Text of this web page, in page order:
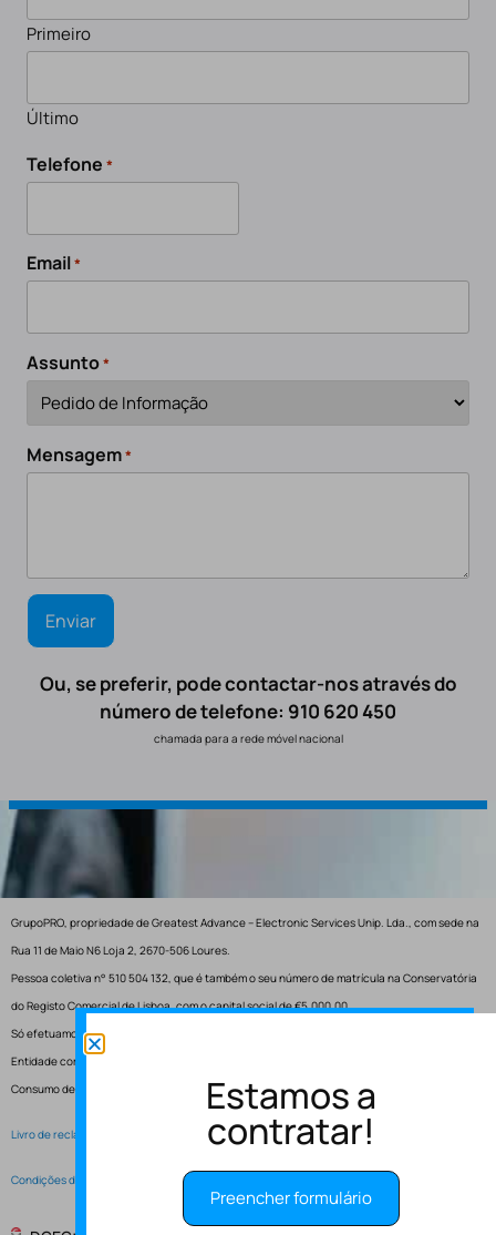
Primeiro
Último
Telefone *
Email*
Assunto*
Mensagem*
Ou, se preferir, pode contactar-nos através do
número de telefone: 910 620 450
chamada para a rede móvel nacional
GrupoPRO, propriedade de Greatest Advance – Electronic Services Unip. Lda., com sede na
Rua 11 de Maio N6 Loja 2, 2670-506 Loures.
Pessoa coletiva n° 510 504 132, que é também o seu número de matrícula na Conservatória
do Registo Comercial de Lisboa, com o capital social de €5.000,00.
Só efetuamos entregas em Portugal.
Entidade competente para resolução de conflitos – Centro de Arbitragem de Conflitos de
Consumo de Lisboa.
Livro de reclamações electrónico
Condições de Serviço
Estamos a
contratar!
Preencher formulário